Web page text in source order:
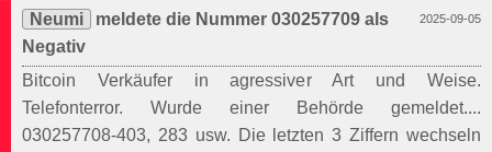
2025-09-05
Neumi
meldete die Nummer 030257709 als
Negativ
Bitcoin Verkäufer in agressiver Art und Weise.
Telefonterror. Wurde einer Behörde gemeldet....
030257708-403, 283 usw. Die letzten 3 Ziffern wechseln